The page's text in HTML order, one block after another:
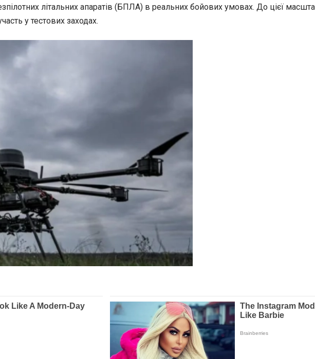
літальних апаратів (БПЛА) в реальних бойових умовах. До цієї
у тестових заходах.